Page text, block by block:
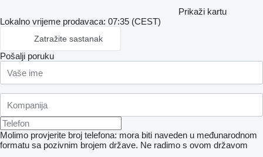
Prikaži kartu
Lokalno vrijeme prodavaca: 07:35 (CEST)
Zatražite sastanak
Pošalji poruku
Molimo provjerite broj telefona: mora biti naveden u međunarodnom
formatu sa pozivnim brojem države. Ne radimo s ovom državom